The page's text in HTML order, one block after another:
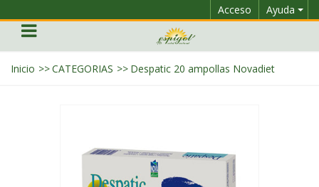
Ayuda
Acceso
Inicio >>CATEGORIAS >> Despatic 20 ampollas Novadiet